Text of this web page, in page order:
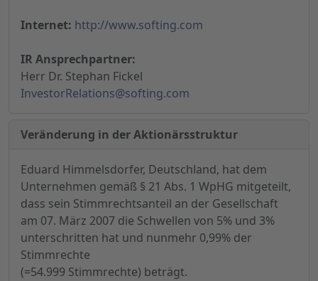
Internet: http://www.softing.com
IR Ansprechpartner:
Herr Dr. Stephan Fickel
InvestorRelations@softing.com
Veränderung in der Aktionärsstruktur
Eduard Himmelsdorfer, Deutschland, hat dem
Unternehmen gemäß § 21 Abs. 1 WpHG mitgeteilt,
dass sein Stimmrechtsanteil an der Gesellschaft
am 07. März 2007 die Schwellen von 5% und 3%
unterschritten hat und nunmehr 0,99% der
Stimmrechte
(=54.999 Stimmrechte) beträgt.